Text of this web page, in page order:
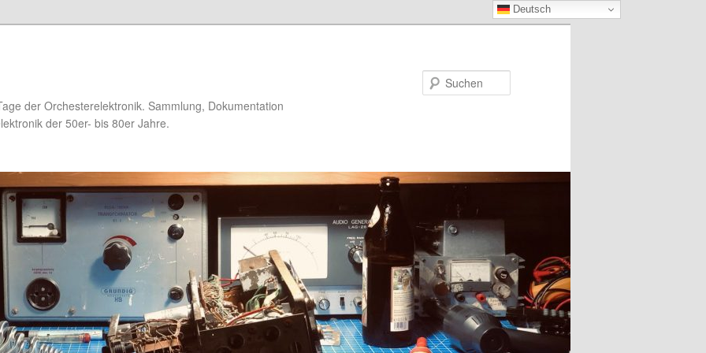
der Orchesterelektronik. Sammlung, Dokumentation
der 50er- bis 80er Jahre.
Deutsch